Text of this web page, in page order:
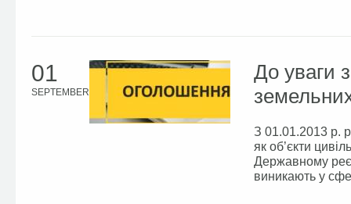
01
SEPTEMBER
До уваги
З 01.01.2013 р.
як об’єкти
Державному
виникають у